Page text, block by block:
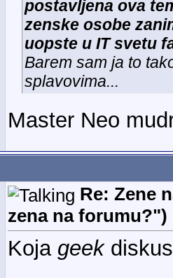
postavljena ova
zenske osobe
uopste u IT svetu
Barem sam ja to
splavovima...
Master Neo
Re: Zene
zena na forumu?")
Koja geek